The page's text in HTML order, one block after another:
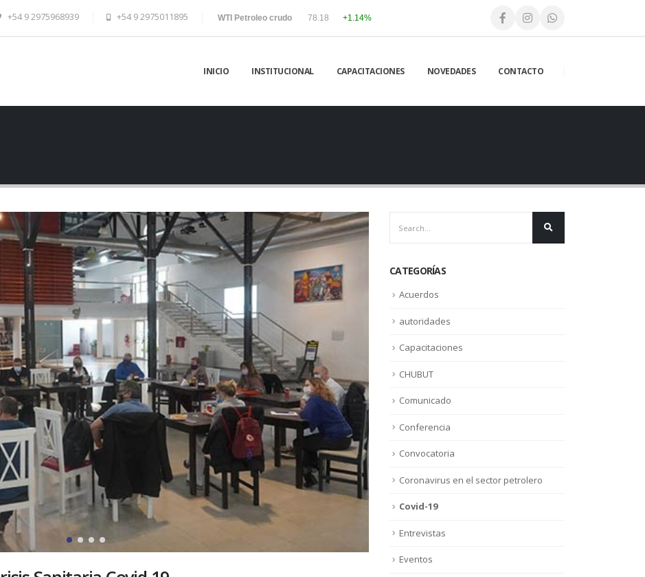
+54 9 2975968939 +54 9 2975011895 WTI Petroleo crudo 78.18 +1.14%
INICIO INSTITUCIONAL CAPACITACIONES NOVEDADES CONTACTO
CATEGORÍAS
Acuerdos
autoridades
Capacitaciones
CHUBUT
Comunicado
Conferencia
Convocatoria
Coronavirus en el sector petrolero
Covid-19
Entrevistas
Eventos